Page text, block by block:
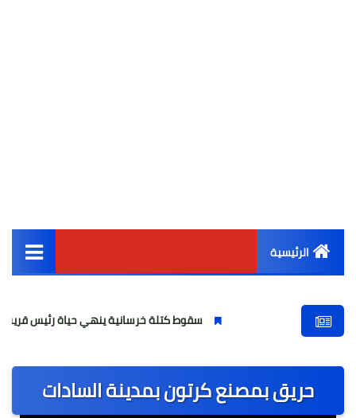
الرئيسية
أخبار مصر
عالمى
سقوط كتلة خرسانية ينهي حياة رئيس قرية «ناهيا»
حريق بمصنع كرتون بمدينة السادات